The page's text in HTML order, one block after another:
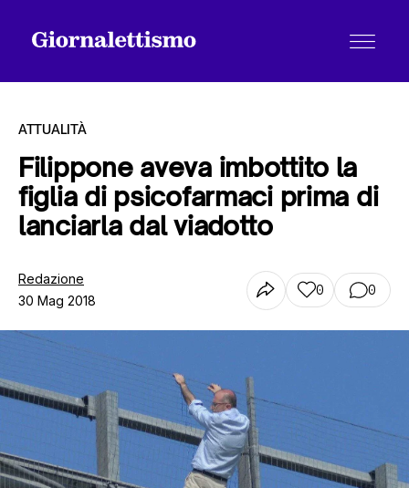
Tutti gli articoli
Chi siamo
Contatti
ATTUALITÀ
Filippone aveva imbottito la
figlia di psicofarmaci prima di
lanciarla dal viadotto
Redazione
30 Mag 2018
0 0